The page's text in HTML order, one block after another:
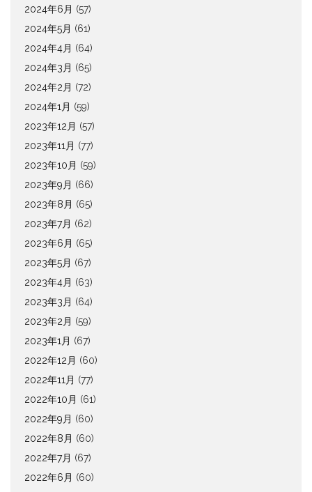
2024年6月 (57)
2024年5月 (61)
2024年4月 (64)
2024年3月 (65)
2024年2月 (72)
2024年1月 (59)
2023年12月 (57)
2023年11月 (77)
2023年10月 (59)
2023年9月 (66)
2023年8月 (65)
2023年7月 (62)
2023年6月 (65)
2023年5月 (67)
2023年4月 (63)
2023年3月 (64)
2023年2月 (59)
2023年1月 (67)
2022年12月 (60)
2022年11月 (77)
2022年10月 (61)
2022年9月 (60)
2022年8月 (60)
2022年7月 (67)
2022年6月 (60)